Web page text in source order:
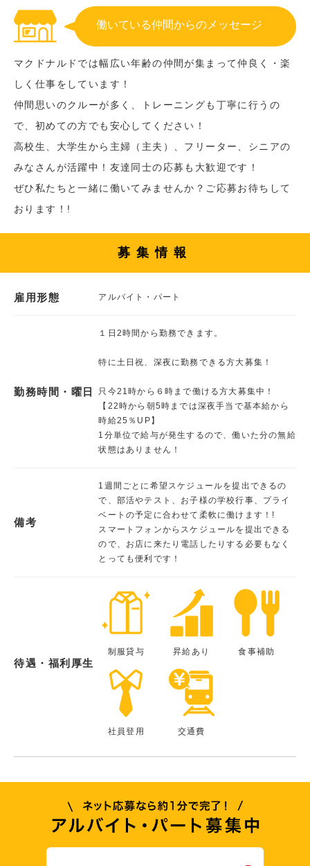
働いている仲間からのメッセージ
マクドナルドでは幅広い年齢の仲間が集まって仲良く・楽
しく仕事をしています！
仲間思いのクルーが多く、トレーニングも丁寧に行うの
で、初めての方でも安心してください！
高校生、大学生から主婦（主夫）、フリーター、シニアの
みなさんが活躍中！友達同士の応募も大歓迎です！
ぜひ私たちと一緒に働いてみませんか？ご応募お待ちして
おります！!
募集情報
雇用形態 アルバイト・パート
勤務時間・曜日
１日2時間から勤務できます。
特に土日祝、深夜に勤務できる方大募集！
只今21時から６時まで働ける方大募集中！
【22時から朝5時までは深夜手当で基本給から
時給25％UP】
1分単位で給与が発生するので、働いた分の無給
状態はありません！
備考
1週間ごとに希望スケジュールを提出できるの
で、部活やテスト、お子様の学校行事、プライ
ベートの予定に合わせて柔軟に働けます！!
スマートフォンからスケジュールを提出できる
ので、お店に来たり電話したりする必要もなく
とっても便利です！
待遇・福利厚生
制服貸与 昇給あり 食事補助
社員登用 交通費